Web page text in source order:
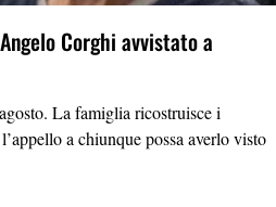
Corghi avvistato a
La famiglia ricostruisce i
a chiunque possa averlo visto